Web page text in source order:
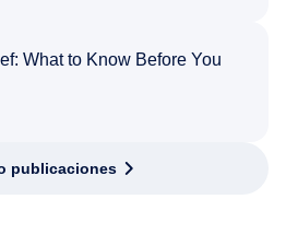
What to Know Before You
publicaciones